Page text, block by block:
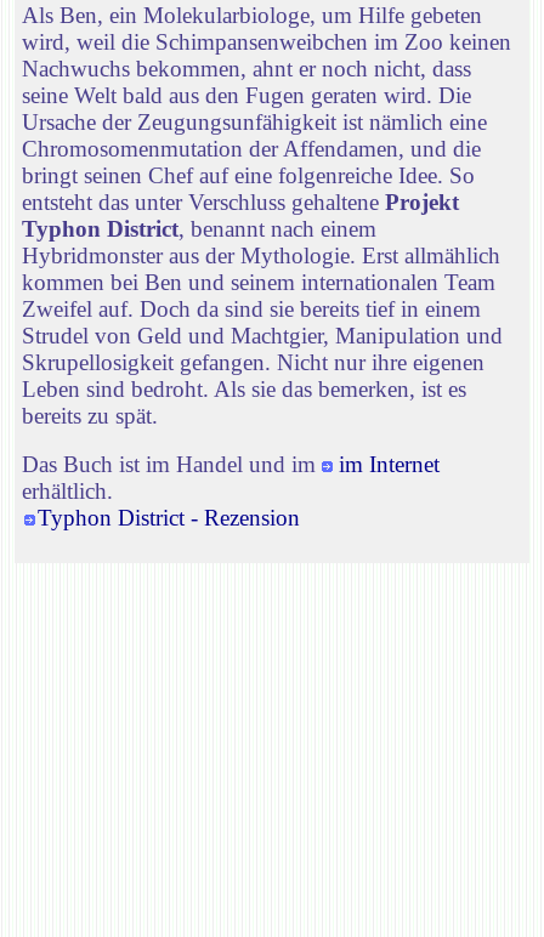
Als Ben, ein Molekularbiologe, um Hilfe gebeten
wird, weil die Schimpansenweibchen im Zoo keinen
Nachwuchs bekommen, ahnt er noch nicht, dass
seine Welt bald aus den Fugen geraten wird. Die
Ursache der Zeugungsunfähigkeit ist nämlich eine
Chromosomenmutation der Affendamen, und die
bringt seinen Chef auf eine folgenreiche Idee. So
entsteht das unter Verschluss gehaltene Projekt
Typhon District, benannt nach einem
Hybridmonster aus der Mythologie. Erst allmählich
kommen bei Ben und seinem internationalen Team
Zweifel auf. Doch da sind sie bereits tief in einem
Strudel von Geld und Machtgier, Manipulation und
Skrupellosigkeit gefangen. Nicht nur ihre eigenen
Leben sind bedroht. Als sie das bemerken, ist es
bereits zu spät.
Das Buch ist im Handel und im
im Internet
erhältlich.
Typhon District - Rezension